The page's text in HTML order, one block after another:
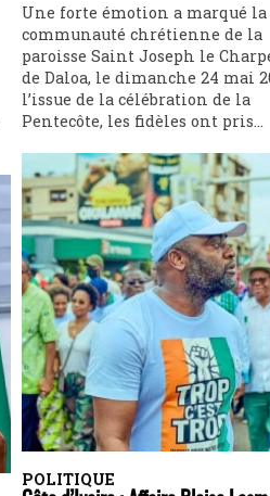
Une forte émotion a marqué la
communauté chrétienne de la
paroisse Saint Joseph le
de Daloa, le dimanche 24 mai
l’issue de la célébration de la
Pentecôte, les fidèles ont pris...
POLITIQUE